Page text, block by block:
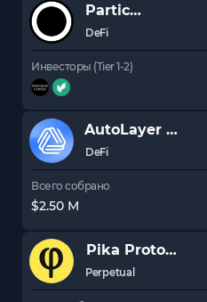
Particle
DeFi
Инвесторы (Tier 1-2)
AutoLayer LAY3R
DeFi
Всего собрано
$2.50 M
Pika Protocol
Perpetual